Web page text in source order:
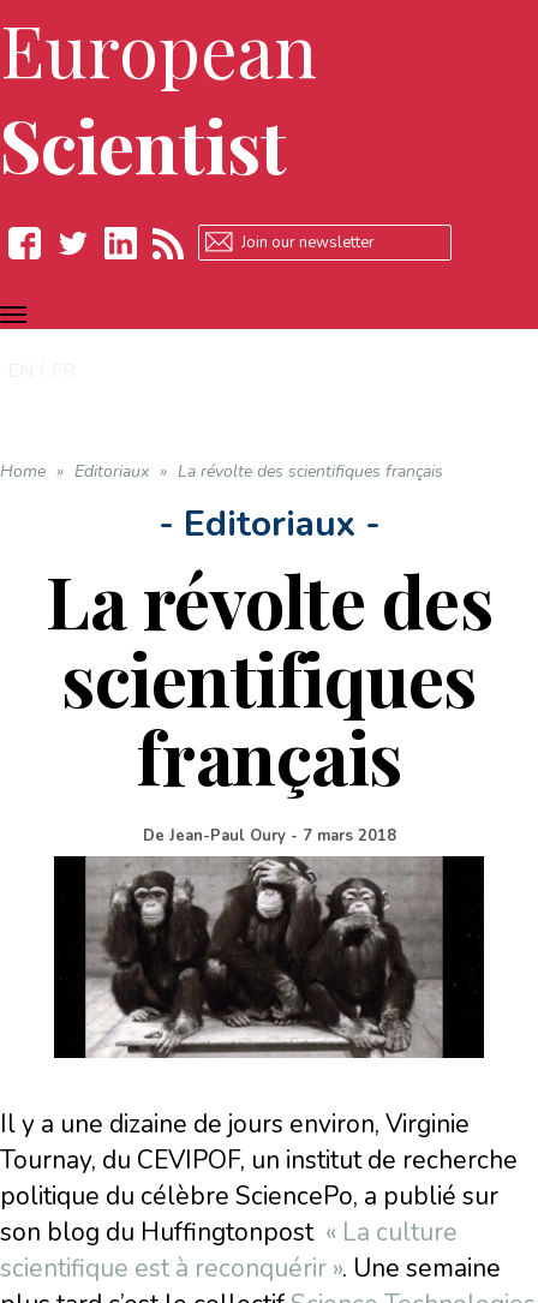
European
Scientist
Facebook
TOGGLE
NAVIGATION
Home » Editoriaux » La révolte des scientifiques français
- Editoriaux -
La révolte des
scientifiques
français
De Jean-Paul Oury - 7 mars 2018
Il y a une dizaine de jours environ, Virginie
Tournay, du CEVIPOF, un institut de recherche
politique du célèbre SciencePo, a publié sur
son blog du Huffingtonpost « La culture
scientifique est à reconquérir ». Une semaine